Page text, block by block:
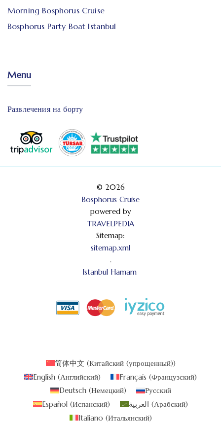
Morning Bosphorus Cruise
Bosphorus Party Boat Istanbul
Menu
Развлечения на борту
© 2026
Bosphorus Cruise
powered by
TRAVELPEDIA
Sitemap:
sitemap.xml
.
Istanbul Hamam
简体中文 (Китайский (упрощенный))
English (Английский) Français (Французский)
Deutsch(Немецкий)
Русский
Español (Испанский) العربية (Арабский)
Italiano (Итальянский)